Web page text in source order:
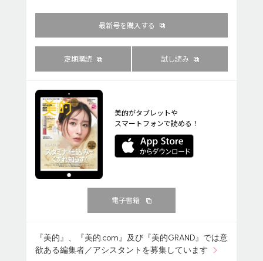
最新号を購入する
定期購読 試し読み
美的がタブレットや
スマートフォンで読める！
電子書籍
『美的』、『美的.com』及び『美的GRAND』では意
欲ある編集者／アシスタントを募集しています